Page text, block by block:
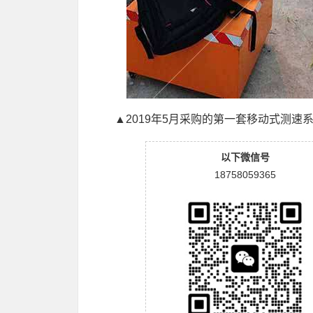
▲2019年5月采购的第一套移动式测速
以下微信号
18758059365